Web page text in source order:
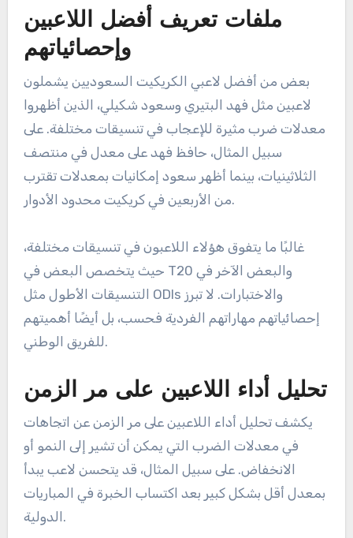
ملفات تعريف أفضل اللاعبين
وإحصائياتهم
بعض من أفضل لاعبي الكريكيت السعوديين يشملون
لاعبين مثل فهد البتيري وسعود شكيلي، الذين أظهروا
معدلات ضرب مثيرة للإعجاب في تنسيقات مختلفة. على
سبيل المثال، حافظ فهد على معدل في منتصف
الثلاثينيات، بينما أظهر سعود إمكانيات بمعدلات تقترب
من الأربعين في كريكيت محدود الأدوار.
غالبًا ما يتفوق هؤلاء اللاعبون في تنسيقات مختلفة،
حيث يتخصص البعض في T20 والبعض الآخر في
التنسيقات الأطول مثل ODIs والاختبارات. لا تبرز
إحصائياتهم مهاراتهم الفردية فحسب، بل أيضًا أهميتهم
للفريق الوطني.
تحليل أداء اللاعبين على مر الزمن
يكشف تحليل أداء اللاعبين على مر الزمن عن اتجاهات
في معدلات الضرب التي يمكن أن تشير إلى النمو أو
الانخفاض. على سبيل المثال، قد يتحسن لاعب يبدأ
بمعدل أقل بشكل كبير بعد اكتساب الخبرة في المباريات
الدولية.